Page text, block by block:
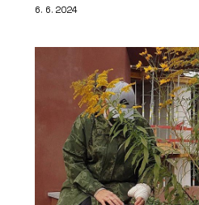
SLUŽBY
Výroba na zakázku
6. 6. 2024